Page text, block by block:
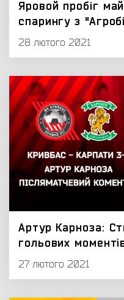
Яровой пробіг
спарингу з
28 лютого 2021
Артур Карноза:
гольових
27 лютого 2021